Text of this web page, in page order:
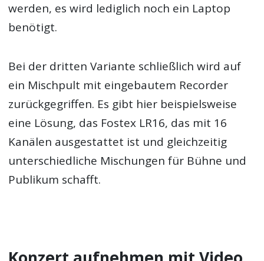
werden, es wird lediglich noch ein Laptop
benötigt.
Bei der dritten Variante schließlich wird auf
ein Mischpult mit eingebautem Recorder
zurückgegriffen. Es gibt hier beispielsweise
eine Lösung, das Fostex LR16, das mit 16
Kanälen ausgestattet ist und gleichzeitig
unterschiedliche Mischungen für Bühne und
Publikum schafft.